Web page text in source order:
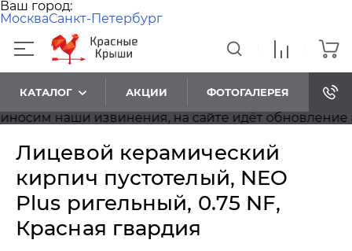
Ваш город:
МоскваСанкт-Петербург
КАТАЛОГ АКЦИИ ФОТОГАЛЕРЕЯ
наши извинения, на сайте идёт обновление
Лицевой керамический
кирпич пустотелый, NEO
Plus ригельный, 0.75 NF,
Красная гвардия